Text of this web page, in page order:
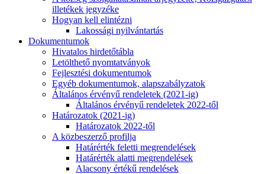
illetékek jegyzéke
Hogyan kell elintézni
Lakossági nyilvántartás
Dokumentumok
Hivatalos hirdetőtábla
Letölthető nyomtatványok
Fejlesztési dokumentumok
Egyéb dokumentumok, alapszabályzatok
Általános érvényű rendeletek (2021-ig)
Általános érvényű rendeletek 2022-től
Határozatok (2021-ig)
Határozatok 2022-től
A közbeszerző profilja
Határérték feletti megrendelések
Határérték alatti megrendelések
Alacsony értékű rendelések